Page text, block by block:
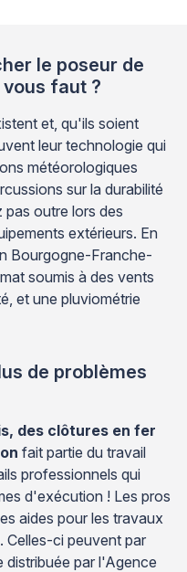
le poseur de
faut ?
et, qu'ils soient
leur technologie qui
météorologiques
sur la durabilité
pas outre lors des
extérieurs. En
Bourgogne-Franche-
soumis à des vents
et une pluviométrie
de problèmes
des clôtures en fer
fait partie du travail
professionnels qui
d'exécution ! Les pros
aides pour les travaux
Celles-ci peuvent par
distribuée par l'Agence